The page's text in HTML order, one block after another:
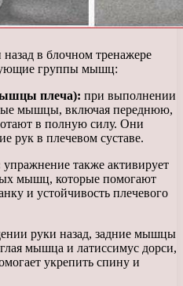
в блочном тренажере
группы мышц:
плеча): при выполнении
мышцы, включая переднюю,
в полную силу. Они
рук в плечевом суставе.
упражнение также активирует
мышц, которые помогают
и устойчивость плечевого
руки назад, задние мышцы
мышца и латиссимус дорси,
укрепить спину и